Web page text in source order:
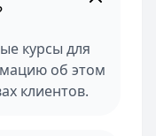
курсы для
об этом
клиентов.